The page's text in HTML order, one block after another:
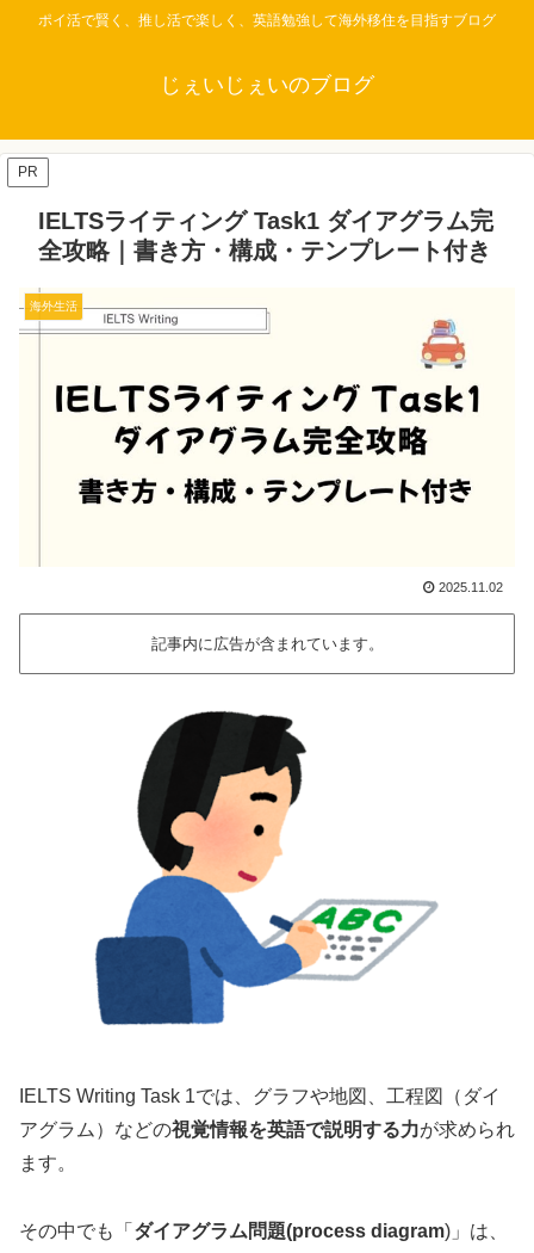
ポイ活で賢く、推し活で楽しく、英語勉強して海外移住を目指すブログ
じぇいじぇいのブログ
PR
IELTSライティング Task1 ダイアグラム完
全攻略｜書き方・構成・テンプレート付き
海外生活
2025.11.02
記事内に広告が含まれています。
IELTS Writing Task 1では、グラフや地図、工程図（ダイ
アグラム）などの視覚情報を英語で説明する力が求められ
ます。
その中でも「 ダイアグラム問題(process diagram)」は、